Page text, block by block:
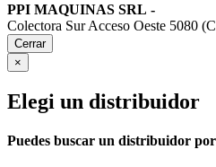
PPI MAQUINAS SRL -
Colectora Sur Acceso Oeste 5080
Cerrar
×
Elegi un distribuidor
Puedes buscar un distribuidor